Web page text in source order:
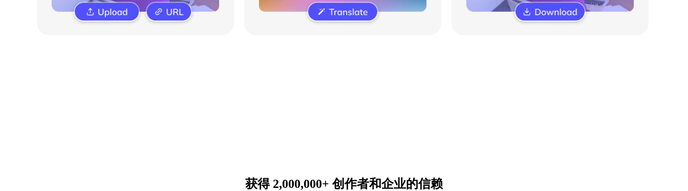
获得 2,000,000+ 创作者和企业的信赖